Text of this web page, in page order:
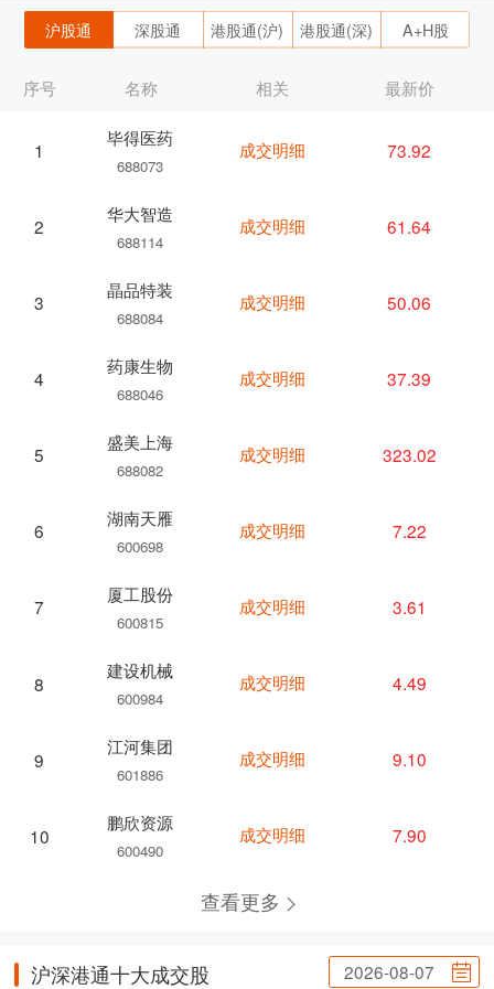
沪股通 深股通 港股通(沪) 港股通(深) A+H股
序号 名称
1
毕得医药
688073
2
华大智造
688114
3
晶品特装
688084
4
药康生物
688046
5
盛美上海
688082
6
湖南天雁
600698
7
厦工股份
600815
8
建设机械
600984
9
江河集团
601886
10
鹏欣资源
600490
相关 最新价
成交明细 73.92
成交明细 61.64
成交明细 50.06
成交明细 37.39
成交明细 323.02
成交明细 7.22
成交明细 3.61
成交明细 4.49
成交明细 9.10
成交明细 7.90
查看更多
沪深港通十大成交股 2026-08-07